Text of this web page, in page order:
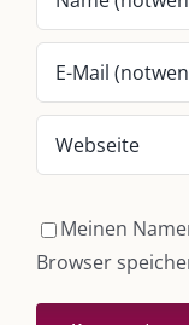
Meinen
Browser
„Unser Kulmbach e.
„Stadt Kulmbach“–
Lebenslust